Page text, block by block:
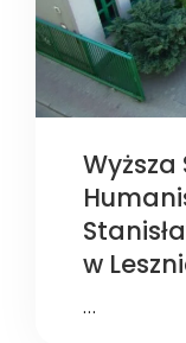
Wyższa
w
…